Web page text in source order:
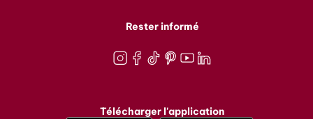
Rester informé
Télécharger l'application